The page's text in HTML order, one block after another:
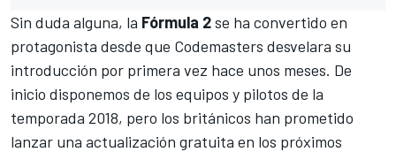
Sin duda alguna, la Fórmula 2se ha convertido en
protagonista desde que Codemasters desvelara su
introducción por primera vez hace unos meses. De
inicio disponemos de los equipos y pilotos de la
temporada 2018, pero los británicos han prometido
lanzar una actualización gratuita en los próximos